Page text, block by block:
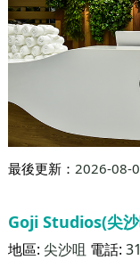
最後更新： 2026-08-
Goji Studios(尖
地區: 尖沙咀 電話: